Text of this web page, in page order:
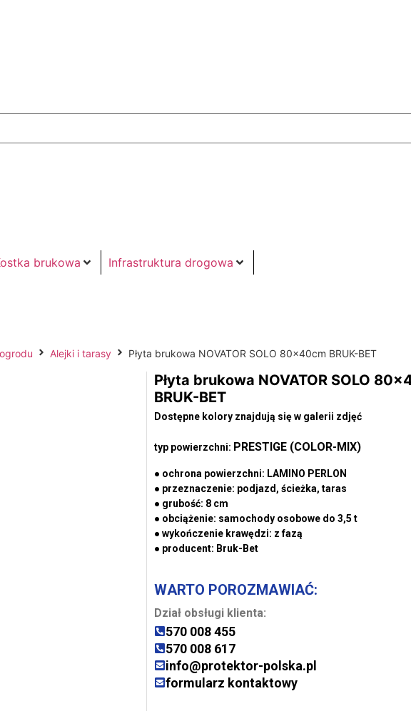
brukowa Infrastruktura drogowa
Alejki i tarasy Płyta brukowa NOVATOR SOLO 80x40cm BRUK-BET
Płyta brukowa NOVATOR SOLO
BRUK-BET
Dostępne kolory znajdują się w galerii zdjęć
typ powierzchni: PRESTIGE (COLOR-MIX)
● ochrona powierzchni: LAMINO PERLON
● przeznaczenie: podjazd, ścieżka, taras
● grubość: 8 cm
● obciążenie: samochody osobowe do 3,5 t
● wykończenie krawędzi: z fazą
● producent: Bruk-Bet
WARTO POROZMAWIAĆ:
Dział obsługi klienta:
570 008 455
570 008 617
info@protektor-polska.pl
formularz kontaktowy